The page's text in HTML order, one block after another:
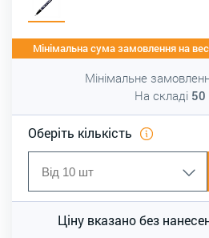
Мінімальна сума замовлення на
Мінімальне
На складі 50
Оберіть кількість
Ціну вказано без